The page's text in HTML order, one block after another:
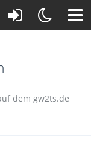
dem gw2ts.de